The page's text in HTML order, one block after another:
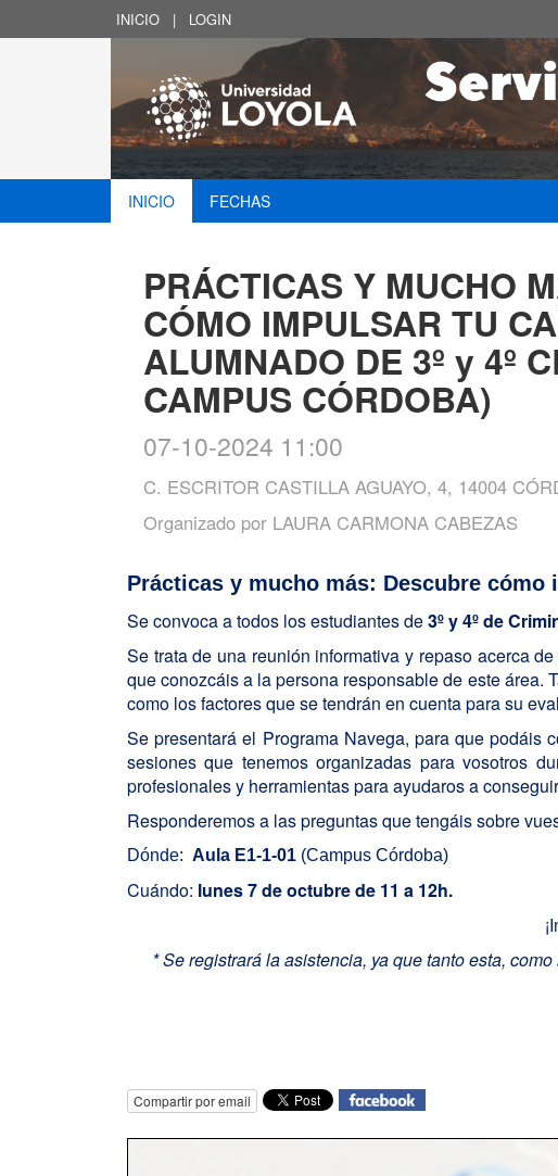
INICIO | LOGIN
INICIO FECHAS
PRÁCTICAS Y MUCHO
CÓMO IMPULSAR TU
ALUMNADO DE 3º y 4º
CAMPUS CÓRDOBA)
07-10-2024 11:00
C. ESCRITOR CASTILLA AGUAYO, 4, 14004
Organizado por LAURA CARMONA CABEZAS
Prácticas y mucho más: Descubre cómo
Se convoca a todos los estudiantes de3º y 4º de
Se trata de una reunión informativa y repaso acerca
que conozcáis a la persona responsable de este área.
como los factores que se tendrán en cuenta para su
Se presentará el Programa Navega, para que
sesiones que tenemos organizadas para vosotros
profesionales y herramientas para ayudaros a
Responderemos a las preguntas que tengáis sobre
Dónde: Aula E1-1-01 (Campus Córdoba)
Cuándo: lunes 7de octubre de 11 a 12h.
* Se registrará la asistencia, ya que tanto esta,
Compartir por email